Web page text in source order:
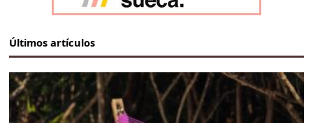
Últimos artículos